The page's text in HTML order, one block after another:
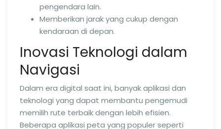
pengendara lain.
Memberikan jarak yang cukup dengan
kendaraan di depan.
Inovasi Teknologi dalam
Navigasi
Dalam era digital saat ini, banyak aplikasi dan
teknologi yang dapat membantu pengemudi
memilih rute terbaik dengan lebih efisien.
Beberapa aplikasi peta yang populer seperti